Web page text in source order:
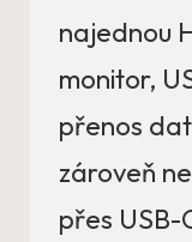
najednou
monitor,
přenos
zároveň
přes